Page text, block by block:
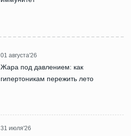
01 августа'26
Жара под давлением: как
гипертоникам пережить лето
31 июля'26